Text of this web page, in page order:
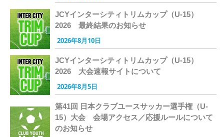
JCYインターシティトリムカップ（U-15）
2026 最終結果のお知らせ
2026年8月10日
JCYインターシティトリムカップ（U-15）
2026 大会速報サイトについて
2026年8月5日
第41回 日本クラブユースサッカー選手権（U-
15）大会 会場アクセス／応援ルールについて
のお知らせ